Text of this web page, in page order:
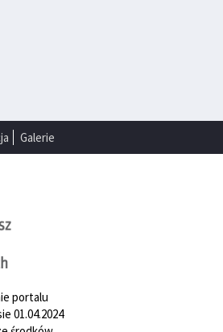
Galerie
portalu
01.04.2024